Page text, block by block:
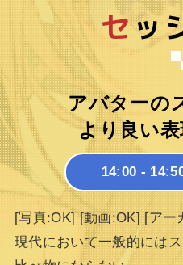
セッ
アバターの
より良い
14:00 -
[写真:OK] [動画:OK] [アー
現代において一般的には